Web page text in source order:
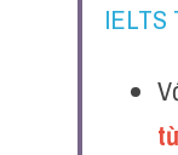
IELTS